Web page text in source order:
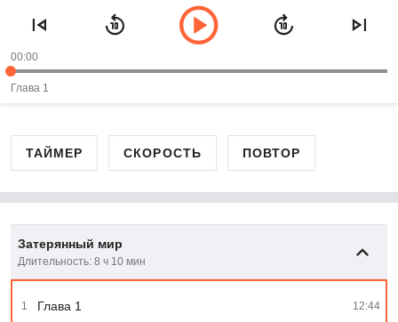
00:00
Глава 1
ТАЙМЕР СКОРОСТЬ ПОВТОР
Затерянный мир
Длительность: 8 ч 10 мин
1 Глава 1 12:44